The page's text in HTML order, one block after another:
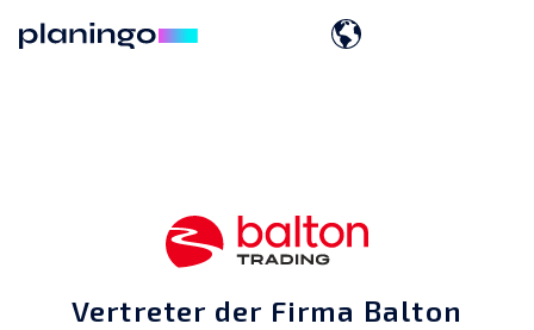
Vertreter der Firma Balton